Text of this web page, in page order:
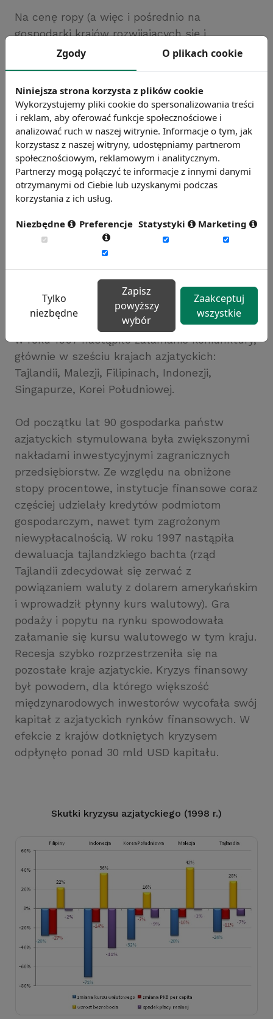
Na cenę ropy (a więc i pośrednio na
gospodarki krajów rozwijających się i
rozwiniętych) ma wpływ wiele innych
Katrina (2005). Gospodarka krajów
rozwiniętych i rozwijających się stanowi sieć
naczyń połączonych, stąd trudno jest
wyizolować jeden konkretny czynnik i
przeanalizować go niezależnie.
skutki
Lata 90. cechowały się częstymi krachami
finansowymi – począwszy od kryzysu na
Europejskim Rynku Walutowym w roku 1992,
poprzez destabilizację waluty w Meksyku
(tzw. kryzys tequila) dwa lata później. Z kolei
w roku 1997 nastąpiło załamanie koniunktury,
głównie w sześciu krajach azjatyckich:
Tajlandii, Malezji, Filipinach, Indonezji,
Singapurze, Korei Południowej.
Od początku lat 90 gospodarka państw
azjatyckich stymulowana była zwiększonymi
nakładami inwestycyjnymi zagranicznych
przedsiębiorstw. Ze względu na obniżone
stopy procentowe, instytucje finansowe coraz
częściej udzielały kredytów podmiotom
gospodarczym, nawet tym zagrożonym
niewypłacalnością. W roku 1997 nastąpiła
dewaluacja tajlandzkiego bachta (rząd
Tajlandii zdecydował się zerwać z
powiązaniem waluty z dolarem amerykańskim
i wprowadził płynny kurs walutowy). Gra
podaży i popytu na rynku spowodowała
załamanie się kursu walutowego w tym kraju.
Recesja szybko rozprzestrzeniła się na
pozostałe kraje azjatyckie. Kryzys finansowy
był powodem, dla którego większość
międzynarodowych inwestorów wycofała swój
kapitał z azjatyckich rynków finansowych. W
efekcie z krajów dotkniętych kryzysem
odpłynęło ponad 30 mld USD kapitału.
Skutki kryzysu azjatyckiego (1998 r.)
Zgody O plikach cookie
Niniejsza strona korzysta z plików cookie
Wykorzystujemy pliki cookie do spersonalizowania treści
i reklam, aby oferować funkcje społecznościowe i
analizować ruch w naszej witrynie. Informacje o tym, jak
korzystasz z naszej witryny, udostępniamy partnerom
społecznościowym, reklamowym i analitycznym.
Partnerzy mogą połączyć te informacje z innymi danymi
otrzymanymi od Ciebie lub uzyskanymi podczas
korzystania z ich usług.
Niezbędne Preferencje Statystyki Marketing
Tylko
niezbędne
Zapisz
powyższy
wybór
Zaakceptuj
wszystkie